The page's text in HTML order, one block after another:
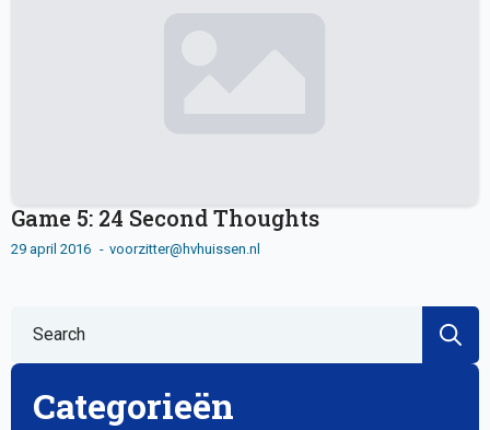
Game 5: 24 Second Thoughts
29 april 2016 voorzitter@hvhuissen.nl
Categorieën